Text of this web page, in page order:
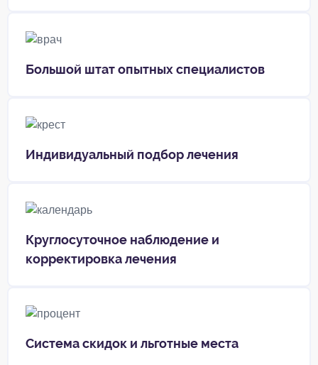
Большой штат опытных специалистов
Индивидуальный подбор лечения
Круглосуточное наблюдение и
корректировка лечения
Система скидок и льготные места